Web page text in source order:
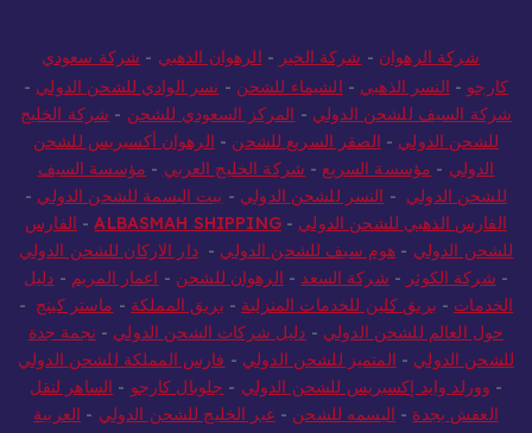
شركة الرهوان - شركة الخير - الرهوان الذهبي - شركة سعودي
كارجو - النسر الذهبي - الشيماء للشحن - نسر الوادي للشحن الدولي -
شركة السيف للشحن الدولي - المركز السعودي للشحن - شركة الخليج
للشحن الدولي - الصقر السريع للشحن - الرهوان أكسبريس للشحن
الدولي - مؤسسة السريع - شركة الخليج العربي - مؤسسة السيف
للشحن الدولي - النسر للشحن الدولي - بيت البسمة للشحن الدولي -
الفارس الذهبي للشحن الدولي -
ALBASMAH SHIPPING
- الفارس
للشحن الدولي - هوم سيف للشحن الدولي -دار الاركان للشحن الدولي
- شركة الكوثر - شركة السعد - الرهوان للشحن - اعمار المريم - دليل
الخدمات - بريق كلين للخدمات المنزلية - بريق المملكة - ماستر كينج -
حول العالم للشحن الدولي - دليل شركات الشحن الدولي - نجمة جدة
للشحن الدولي - المتميز للشحن الدولي - فارس المملكة للشحن الدولي
- وورلد وايد إكسبريس للشحن الدولي - جلوبال كارجو - الساهر لنقل
العفش بجدة - البسمه للشحن - عبر الخليج للشحن الدولي - العربية